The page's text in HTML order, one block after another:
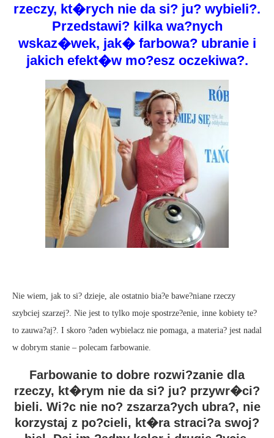
rzeczy, kt�rych nie da si? ju? wybieli?.
Przedstawi? kilka wa?nych
wskaz�wek, jak� farbowa? ubranie i
jakich efekt�w mo?esz oczekiwa?.
Nie wiem, jak to si? dzieje, ale ostatnio bia?e bawe?niane rzeczy
szybciej szarzej?. Nie jest to tylko moje spostrze?enie, inne kobiety te?
to zauwa?aj?. I skoro ?aden wybielacz nie pomaga, a materia? jest nadal
w dobrym stanie – polecam farbowanie.
Farbowanie to dobre rozwi?zanie dla
rzeczy, kt�rym nie da si? ju? przywr�ci?
bieli. Wi?c nie no? zszarza?ych ubra?, nie
korzystaj z po?cieli, kt�ra straci?a swoj?